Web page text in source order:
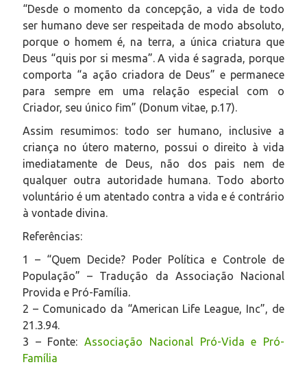
“Desde o momento da concepção, a vida de todo
ser humano deve ser respeitada de modo absoluto,
porque o homem é, na terra, a única criatura que
Deus “quis por si mesma”. A vida é sagrada, porque
comporta “a ação criadora de Deus” e permanece
para sempre em uma relação especial com o
Criador, seu único fim” (Donum vitae, p.17).
Assim resumimos: todo ser humano, inclusive a
criança no útero materno, possui o direito à vida
imediatamente de Deus, não dos pais nem de
qualquer outra autoridade humana. Todo aborto
voluntário é um atentado contra a vida e é contrário
à vontade divina.
Referências:
1 – “Quem Decide? Poder Política e Controle de
População” – Tradução da Associação Nacional
Provida e Pró-Família.
2 – Comunicado da “American Life League, Inc”, de
21.3.94.
3 – Fonte:Associação Nacional Pró-Vida e Pró-
Família